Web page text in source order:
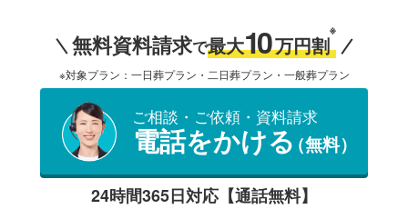
無料資料請求で最大10万円割
※
※対象プラン：一日葬プラン・二日葬プラン・一般葬プラン
ご相談・ご依頼・資料請求
電話をかける（無料）
24時間365日対応【通話無料】